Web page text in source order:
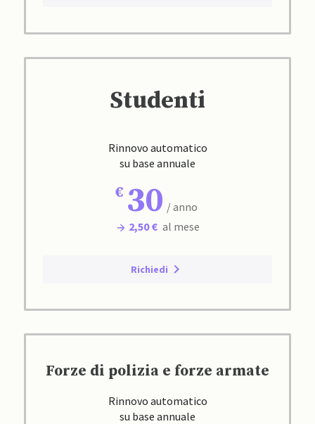
Studenti
Rinnovo automatico
su base annuale
30 / anno
2,50 € al mese
Richiedi
Forze di polizia e forze armate
Rinnovo automatico
su base annuale